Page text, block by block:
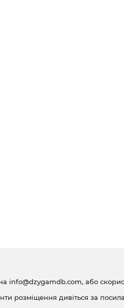
info@dzygamdb.com, або
розміщення дивіться за